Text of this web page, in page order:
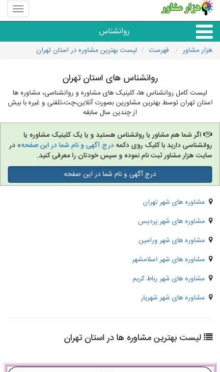
منوی
سایت
مشاور
روانشناس
گروه روانشناسی
هزار مشاور فهرست لیست بهترین مشاوره در استان تهران
روانشناس های استان تهران
لیست کامل روانشناس ها، کلینیک های مشاوره و روانشناسی، مشاوره ها
استان تهران توسط بهترین مشاورین بصورت آنلاین،چت،تلفنی و غیره با بیش
از چندین سال سابقه
اگر شما هم مشاور یا روانشناس هستید و یا یک کلینیک مشاوره یا
روانشناسی دارید با کلیک روی دکمهدرج آگهی و نام شما در این صفحه» در
سایت هزار مشاور ثبت نام نموده و سپس خودتان را معرفی کنید.
درج آگهی و نام شما در این صفحه
مشاوره های شهر تهران
مشاوره های شهر پردیس
مشاوره های شهر ورامین
مشاوره های شهر اسلامشهر
مشاوره های شهر رباط کریم
مشاوره های شهر شهریار
لیست بهترین مشاوره ها در استان تهران